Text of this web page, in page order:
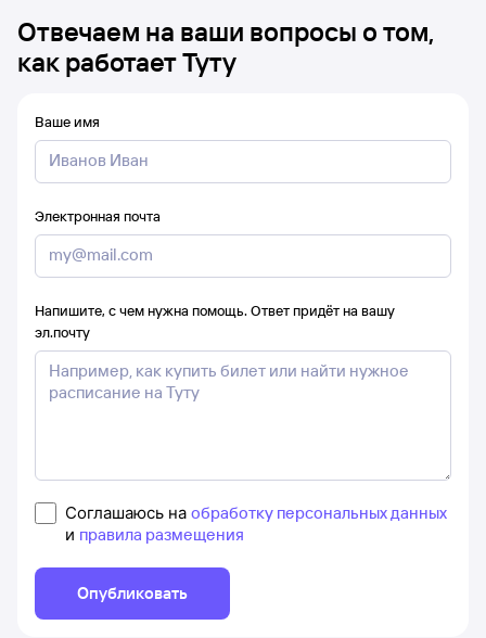
Отвечаем на ваши вопросы о том,
как работает Туту
Ваше имя
Электронная почта
Напишите, с чем нужна помощь. Ответ придёт на вашу
эл.почту
Соглашаюсь на обработку персональных данных
и правила размещения
Опубликовать